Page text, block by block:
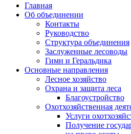
Главная
Об объединении
Контакты
Руководство
Структура объединения
Заслуженные лесоводы
Гимн и Геральдика
Основные направления
Лесное хозяйство
Охрана и защита леса
Благоустройство
Охотхозяйственная
Услуги
Получение